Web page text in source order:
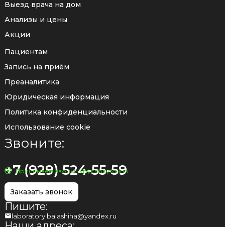
Выезд врача на дом
Анализы и цены
Акции
Пациентам
Запись на приём
Преаналитика
Юридическая информация
Политика конфиденциальности
Использование cookie
Звоните:
+7 (929) 524-55-59
Принимаем звонки круглосуточно
Заказать звонок
Пишите:
laboratory.balashiha@yandex.ru